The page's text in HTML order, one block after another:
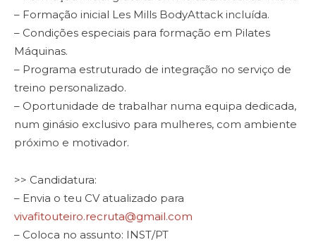
– Formação inicial Les Mills BodyAttack incluída.
– Condições especiais para formação em Pilates
Máquinas.
– Programa estruturado de integração no serviço de
treino personalizado.
– Oportunidade de trabalhar numa equipa dedicada,
num ginásio exclusivo para mulheres, com ambiente
próximo e motivador.
>> Candidatura:
– Envia o teu CV atualizado para
vivafitouteiro.recruta@gmail.com
– Coloca no assunto: INST/PT